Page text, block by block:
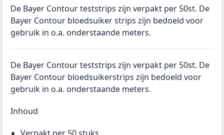
De Bayer Contour teststrips zijn verpakt per 50st. De
Bayer Contour bloedsuiker strips zijn bedoeld voor
gebruik in o.a. onderstaande meters.
De Bayer Contour teststrips zijn verpakt per 50st. De
Bayer Contour bloedsuikerstrips zijn bedoeld voor
gebruik in o.a. onderstaande meters.
Inhoud